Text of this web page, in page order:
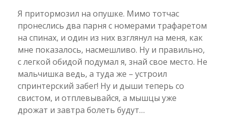
Я притормозил на опушке. Мимо тотчас
пронеслись два парня с номерами трафаретом
на спинах, и один из них взглянул на меня, как
мне показалось, насмешливо. Ну и правильно,
с легкой обидой подумал я, знай свое место. Не
мальчишка ведь, а туда же – устроил
спринтерский забег! Ну и дыши теперь со
свистом, и отплевывайся, а мышцы уже
дрожат и завтра болеть будут…